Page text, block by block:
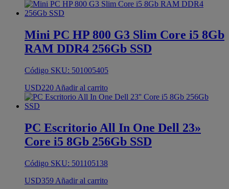
Mini PC HP 800 G3 Slim Core i5 8Gb
RAM DDR4 256Gb SSD
Código SKU: 501005405
USD220 Añadir al carrito
PC Escritorio All In One Dell 23»
Core i5 8Gb 256Gb SSD
Código SKU: 501105138
USD359 Añadir al carrito